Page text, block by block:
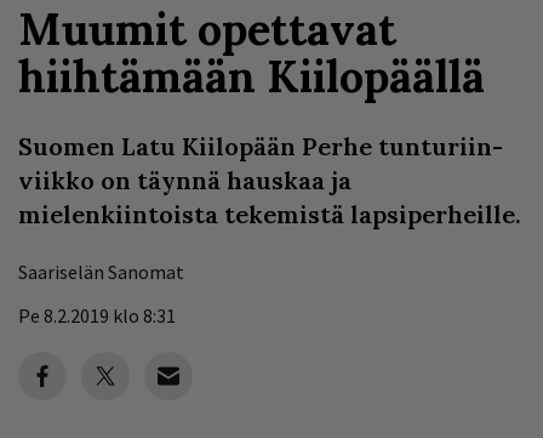
Muumit opettavat
hiihtämään Kiilopäällä
Suomen Latu Kiilopään Perhe tunturiin-
viikko on täynnä hauskaa ja
mielenkiintoista tekemistä lapsiperheille.
Saariselän Sanomat
Pe 8.2.2019 klo 8:31